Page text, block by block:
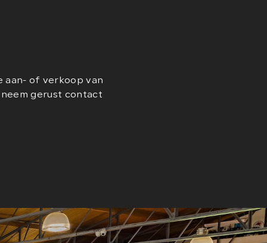
aan- of verkoop van
neem gerust contact